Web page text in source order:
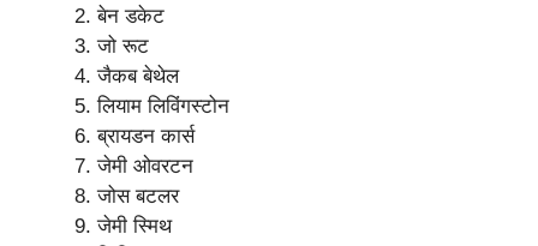
बेन डकेट
जो रूट
जैकब बेथेल
लियाम लिविंगस्टोन
ब्रायडन कार्स
जेमी ओवरटन
जोस बटलर
जेमी स्मिथ